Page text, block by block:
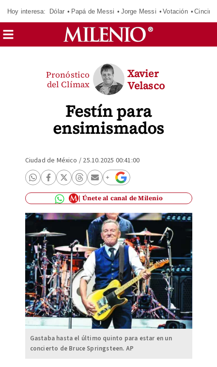
Hoy interesa: Dólar Papá de Messi Jorge Messi Votación
Festín para
ensimismados
Pronóstico
del Clímax
Xavier
Velasco
Ciudad de México / 25.10.2025 00:41:00
Únete al canal de Milenio
Gastaba hasta el último quinto para estar en un
concierto de Bruce Springsteen. AP